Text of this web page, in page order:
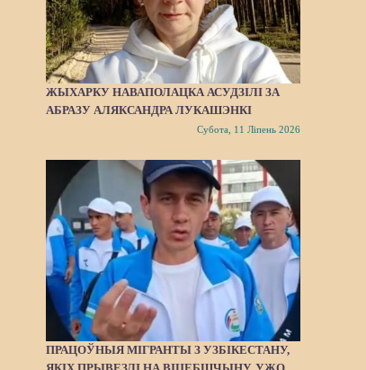
ЖЫХАРКУ НАВАПОЛАЦКА АСУДЗІЛІ ЗА
АБРАЗУ АЛЯКСАНДРА ЛУКАШЭНКІ
Субота, 11 Ліпень 2026
ПРАЦОЎНЫЯ МІГРАНТЫ З УЗБІКЕСТАНУ,